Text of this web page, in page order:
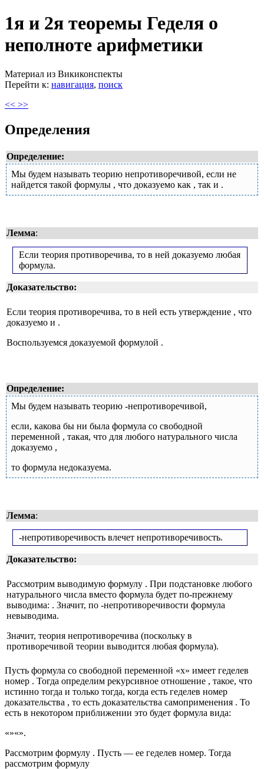
1я и 2я теоремы Геделя о
неполноте арифметики
Материал из Викиконспекты
Перейти к: навигация, поиск
<< >>
Определения
Определение:
Мы будем называть теорию непротиворечивой, если не
найдется такой формулы , что доказуемо как , так и .
Лемма:
Если теория противоречива, то в ней доказуемо любая
формула.
Доказательство:
Если теория противоречива, то в ней есть утверждение , что
доказуемо и .
Воспользуемся доказуемой формулой .
Определение:
Мы будем называть теорию -непротиворечивой,
если, какова бы ни была формула со свободной
переменной , такая, что для любого натурального числа
доказуемо ,
то формула недоказуема.
Лемма:
-непротиворечивость влечет непротиворечивость.
Доказательство:
Рассмотрим выводимую формулу . При подстановке любого
натурального числа вместо формула будет по-прежнему
выводима: . Значит, по -непротиворечивости формула
невыводима.
Значит, теория непротиворечива (поскольку в
противоречивой теории выводится любая формула).
Пусть формула со свободной переменной «x» имеет геделев
номер . Тогда определим рекурсивное отношение , такое, что
истинно тогда и только тогда, когда есть геделев номер
доказательства , то есть доказательства самоприменения . То
есть в некотором приближении это будет формула вида:
«»«».
Рассмотрим формулу . Пусть — ее геделев номер. Тогда
рассмотрим формулу